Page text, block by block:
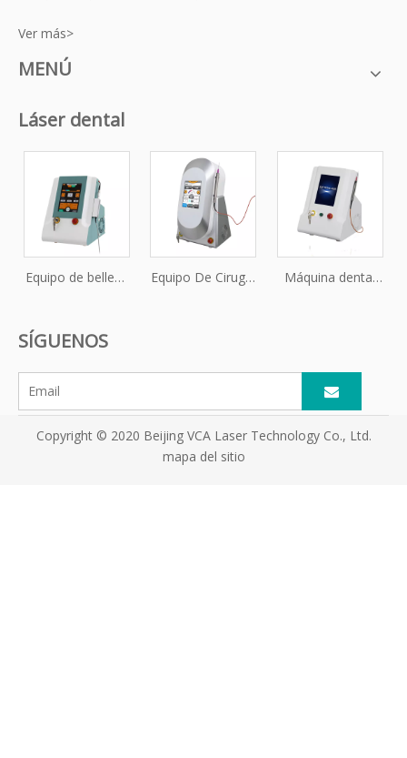
Ver más>
MENÚ
Láser dental
Equipo de belleza
dental 980nm
Equipo De Cirugía
Máquina dental
SÍGUENOS
Copyright © 2020 Beijing VCA Laser Technology Co., Ltd.
mapa del sitio